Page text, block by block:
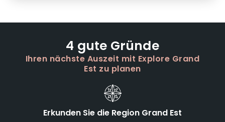
4 gute Gründe
Ihren nächste Auszeit mit Explore Grand
Est zu planen
Erkunden Sie die Region Grand Est